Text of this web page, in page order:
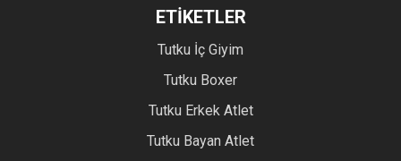
ETİKETLER
Tutku İç Giyim
Tutku Boxer
Tutku Erkek Atlet
Tutku Bayan Atlet